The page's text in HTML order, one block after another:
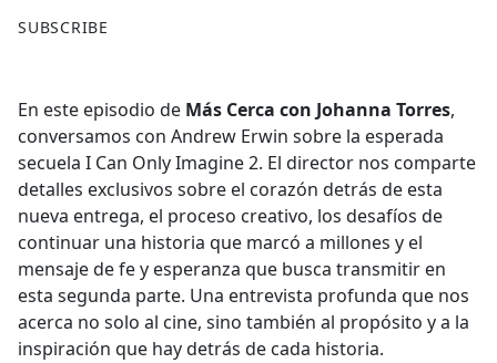
a
b
o
o
k
SUBSCRIBE
En este episodio de Más Cerca con Johanna Torres,
conversamos con Andrew Erwin sobre la esperada
secuela I Can Only Imagine 2. El director nos comparte
detalles exclusivos sobre el corazón detrás de esta
nueva entrega, el proceso creativo, los desafíos de
continuar una historia que marcó a millones y el
mensaje de fe y esperanza que busca transmitir en
esta segunda parte. Una entrevista profunda que nos
acerca no solo al cine, sino también al propósito y a la
inspiración que hay detrás de cada historia.